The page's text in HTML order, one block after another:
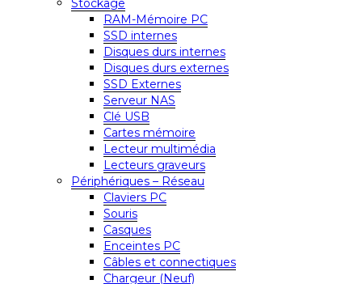
Stockage
RAM-Mémoire PC
SSD internes
Disques durs internes
Disques durs externes
SSD Externes
Serveur NAS
Clé USB
Cartes mémoire
Lecteur multimédia
Lecteurs graveurs
Périphériques – Réseau
Claviers PC
Souris
Casques
Enceintes PC
Câbles et connectiques
Chargeur (Neuf)